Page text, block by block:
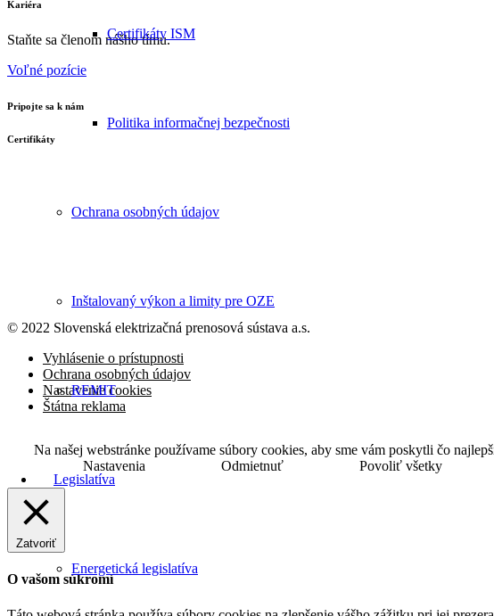
Certifikáty ISM
Politika informačnej bezpečnosti
Ochrana osobných údajov
Inštalovaný výkon a limity pre OZE
REMIT
Legislatíva
Energetická legislatíva
Kariéra
Staňte sa členom nášho tímu.
Voľné pozície
Pripojte sa k nám
Certifikáty
© 2022 Slovenská elektrizačná prenosová sústava a.s.
Vyhlásenie o prístupnosti
Ochrana osobných údajov
Nastavenie cookies
Štátna reklama
Na našej webstránke používame súbory cookies, aby sme vám poskytli čo
Nastavenia
Odmietnuť Povoliť všetky
Zatvoriť
O vašom súkromí